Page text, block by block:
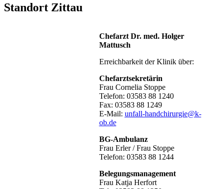
Standort Zittau
Chefarzt Dr. med. Holger
Mattusch
Erreichbarkeit der Klinik über:
Chefarztsekretärin
Frau Cornelia Stoppe
Telefon: 03583 88 1240
Fax: 03583 88 1249
E-Mail: unfall-handchirurgie@k-
ob.de
BG-Ambulanz
Frau Erler / Frau Stoppe
Telefon: 03583 88 1244
Belegungsmanagement
Frau Katja Herfort